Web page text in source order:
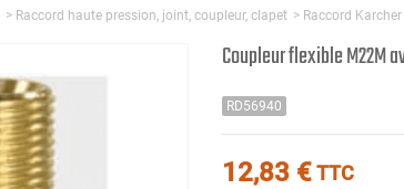
> Raccord haute pression, joint, coupleur, clapet > Raccord Karcher
Coupleur flexible M22M
RD56940
12,83 €TTC